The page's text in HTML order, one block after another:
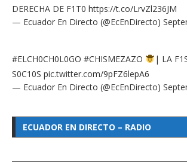
DERECHA DE F1T0 https://t.co/LrvZl236JM
— Ecuador En Directo (@EcEnDirecto)
#ELCH0CH0L0GO #CHISMEZAZO
| LA
S0C10S pic.twitter.com/9pFZ6lepA6
— Ecuador En Directo (@EcEnDirecto)
ECUADOR EN DIRECTO – RADIO